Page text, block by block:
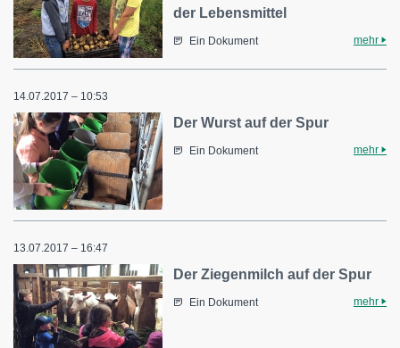
der Lebensmittel
Ein Dokument mehr
14.07.2017 – 10:53
Der Wurst auf der Spur
Ein Dokument mehr
13.07.2017 – 16:47
Der Ziegenmilch auf der Spur
Ein Dokument mehr